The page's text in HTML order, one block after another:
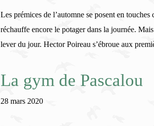
Les prémices de l’automne se posent en
réchauffe encore le potager dans la journée.
lever du jour. Hector Poireau s’ébroue aux
La gym de Pascalou
28 mars 2020